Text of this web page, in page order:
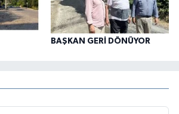
BAŞKAN GERİ DÖNÜYOR